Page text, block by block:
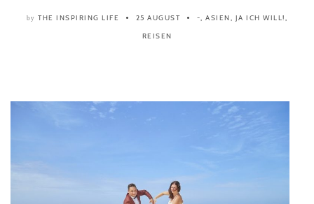
by THE INSPIRING LIFE 25 AUGUST -,ASIEN, JA ICH WILL!,
REISEN